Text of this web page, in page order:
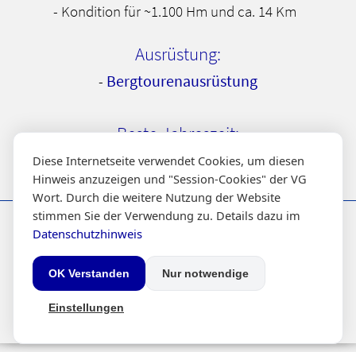
- Kondition für ~1.100 Hm und ca. 14 Km
Ausrüstung:
- Bergtourenausrüstung
Beste Jahreszeit:
Mitte Mai bis Ende Oktober
Infos
Haftungsausschluss
Datenschutzhinweis
Über uns
Impressum
Inhalt
Diese Internetseite verwendet Cookies, um diesen
Hinweis anzuzeigen und "Session-Cookies" der VG
Wort. Durch die weitere Nutzung der Website
stimmen Sie der Verwendung zu. Details dazu im
Datenschutzhinweis
OK Verstanden Nur notwendige
Einstellungen